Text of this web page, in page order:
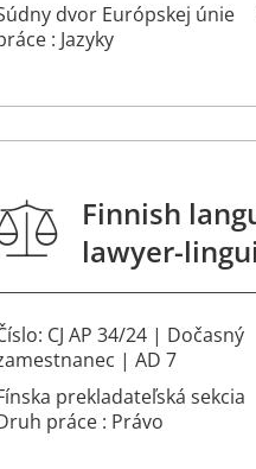
dvor Európskej únie
: Jazyky
Finnish
lawyer-
CJ AP 34/24 | Dočasný
| AD 7
prekladateľská sekcia
práce : Právo